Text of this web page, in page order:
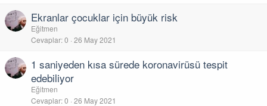
Ekranlar çocuklar için büyük risk
Eğitmen
Cevaplar 0 26 May 2021
1 saniyeden kısa sürede koronavirüsü tespit
edebiliyor
Eğitmen
Cevaplar 0 26 May 2021